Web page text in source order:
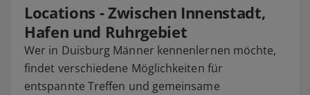
Locations - Zwischen Innenstadt,
Hafen und Ruhrgebiet
Wer in Duisburg Männer kennenlernen möchte,
findet verschiedene Möglichkeiten für
entspannte Treffen und gemeinsame